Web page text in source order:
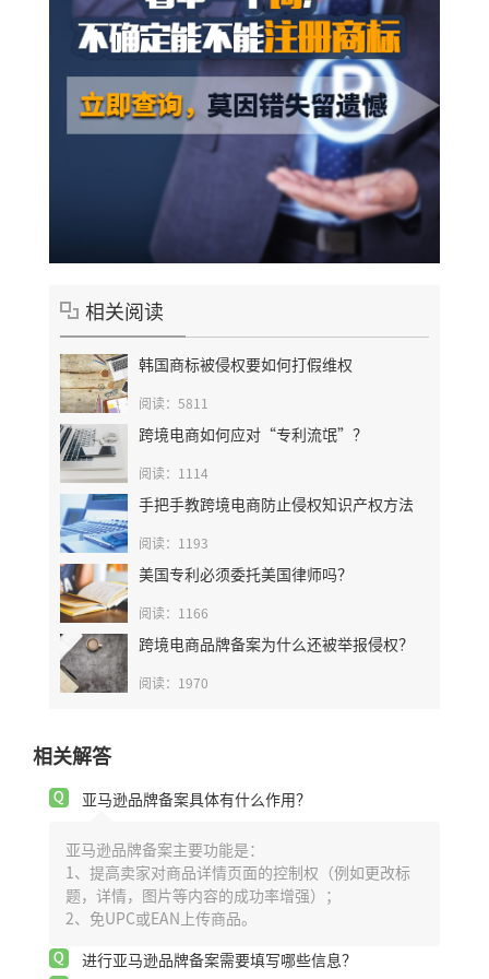
相关阅读
韩国商标被侵权要如何打假维权
阅读：5811
跨境电商如何应对“专利流氓”？
阅读：1114
手把手教跨境电商防止侵权知识产权方法
阅读：1193
美国专利必须委托美国律师吗？
阅读：1166
跨境电商品牌备案为什么还被举报侵权？
阅读：1970
相关解答
亚马逊品牌备案具体有什么作用？
亚马逊品牌备案主要功能是：
1、提高卖家对商品详情页面的控制权（例如更改标
题，详情，图片等内容的成功率增强）；
2、免UPC或EAN上传商品。
进行亚马逊品牌备案需要填写哪些信息？